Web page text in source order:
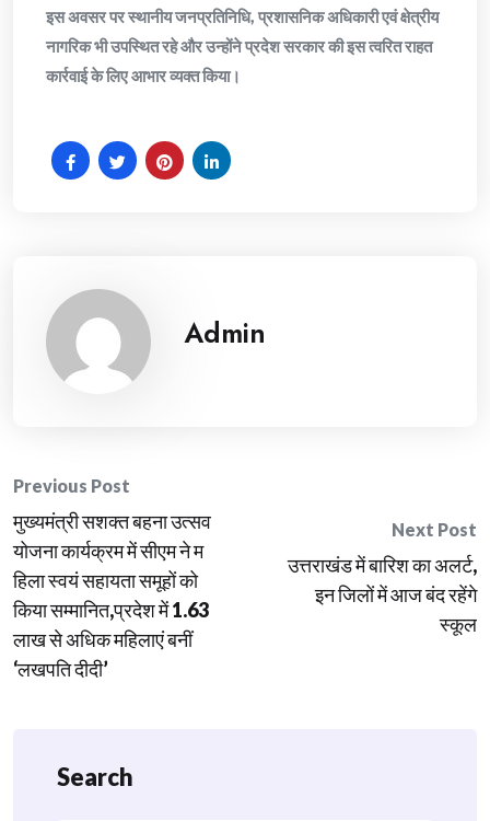
इस अवसर पर स्थानीय जनप्रतिनिधि, प्रशासनिक अधिकारी एवं क्षेत्रीय
नागरिक भी उपस्थित रहे और उन्होंने प्रदेश सरकार की इस त्वरित राहत
कार्रवाई के लिए आभार व्यक्त किया।
Admin
Post
navigation
Previous Post
मुख्यमंत्री सशक्त बहना उत्सव
योजना कार्यक्रम में सीएम ने म
हिला स्वयं सहायता समूहों को
किया सम्मानित,प्रदेश में 1.63
लाख से अधिक महिलाएं बनीं
‘लखपति दीदी’
Next Post
उत्तराखंड में बारिश का अलर्ट,
इन जिलों में आज बंद रहेंगे
स्कूल
Search